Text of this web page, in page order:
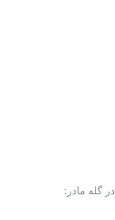
در گله مادر: